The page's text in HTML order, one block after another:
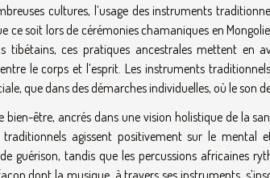
cultures, l’usage des instruments
ce soit lors de cérémonies chamaniques en
tibétains, ces pratiques ancestrales mettent en
le corps et l’esprit. Les instruments
que dans des démarches individuelles, où le son
bien-être, ancrés dans une vision holistique de la
agissent positivement sur le mental
guérison, tandis que les percussions africaines
dont la musique, à travers ses instruments,